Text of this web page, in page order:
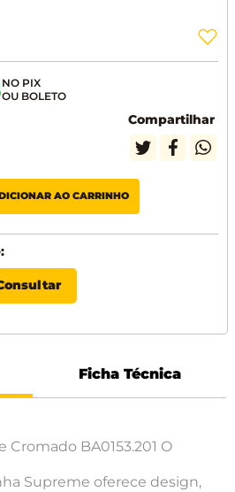
Compartilhar
AO CARRINHO
Ficha Técnica
BA0153.201 O
Supreme oferece design,